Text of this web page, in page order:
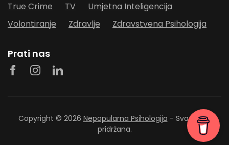
True Crime
TV
Umjetna Inteligencija
Volontiranje
Zdravlje Zdravstvena Psihologija
Prati nas
Copyright © 2026 Nepopularna Psihologija - Sva prava
pridržana.